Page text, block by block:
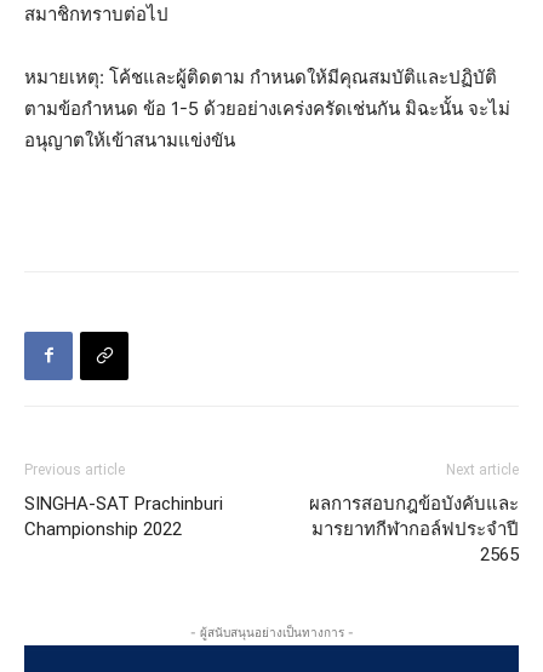
สมาชิกทราบต่อไป
หมายเหตุ: โค้ชและผู้ติดตาม กำหนดให้มีคุณสมบัติและปฏิบัติ
ตามข้อกำหนด ข้อ 1-5 ด้วยอย่างเคร่งครัดเช่นกัน มิฉะนั้น จะไม่
อนุญาตให้เข้าสนามแข่งขัน
Previous article
SINGHA-SAT Prachinburi
Championship 2022
Next article
ผลการสอบกฎข้อบังคับและ
มารยาทกีฬากอล์ฟประจำปี
2565
- ผู้สนับสนุนอย่างเป็นทางการ -